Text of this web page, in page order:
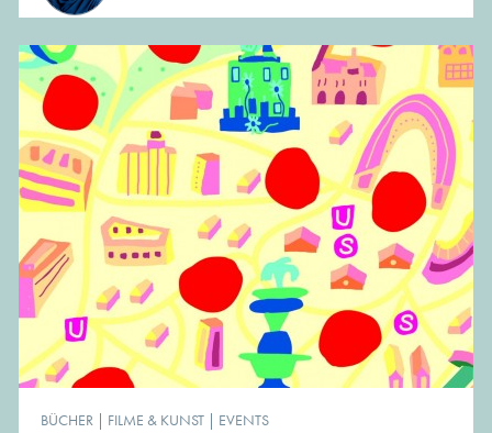
BÜCHER | FILME & KUNST | EVENTS